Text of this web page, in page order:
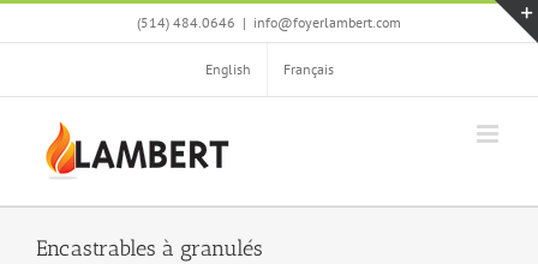
Skip
(514) 484.0646 | info@foyerlambert.com
English Français
Encastrables à granulés